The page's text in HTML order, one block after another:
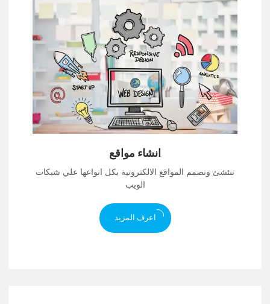
انشاء مواقع
ننئشئ ونصمم المواقع الالكترونية بكل انواعها علي شبكات
الويب
اعرف المزيد